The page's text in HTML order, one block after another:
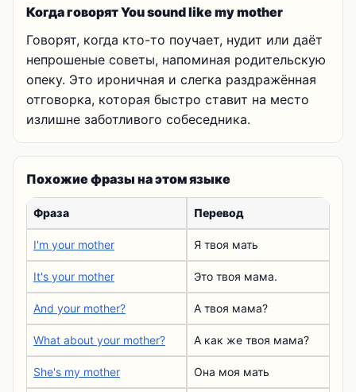
Когда говорят You sound like my mother
Говорят, когда кто-то поучает, нудит или даёт
непрошеные советы, напоминая родительскую
опеку. Это ироничная и слегка раздражённая
отговорка, которая быстро ставит на место
излишне заботливого собеседника.
Похожие фразы на этом языке
Фраза Перевод
I'm your mother Я твоя мать
It's your mother Это твоя мама.
And your mother? А твоя мама?
What about your mother? А как же твоя мама?
She's my mother Она моя мать